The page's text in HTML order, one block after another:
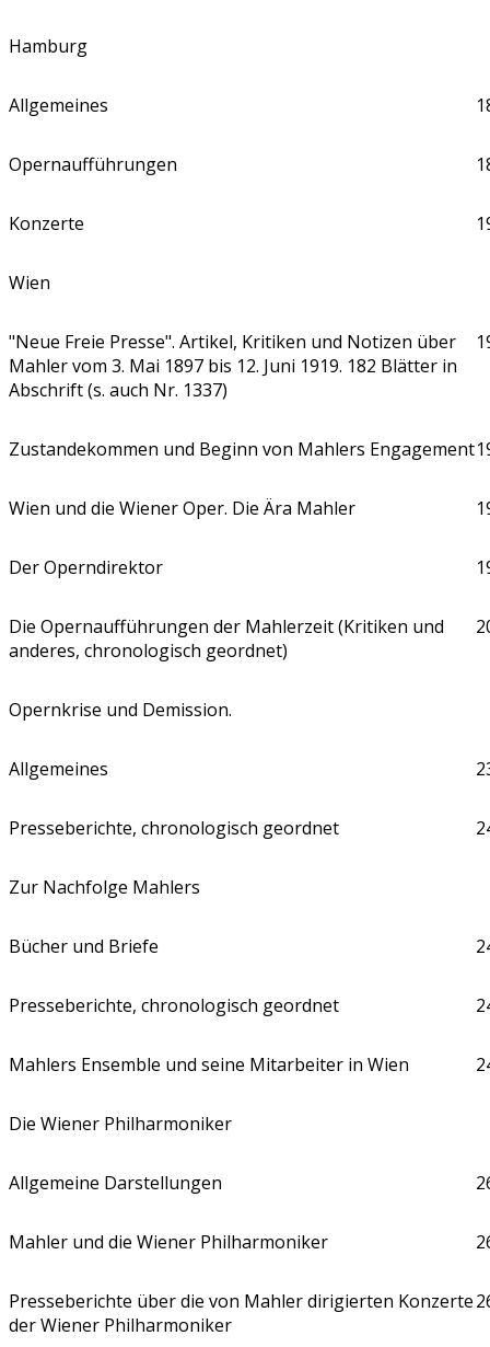
Hamburg
Allgemeines
Opernaufführungen
Konzerte
Wien
"Neue Freie Presse". Artikel, Kritiken und Notizen über
Mahler vom 3. Mai 1897 bis 12. Juni 1919. 182 Blätter in
Abschrift (s. auch Nr. 1337)
Zustandekommen und Beginn von Mahlers Engagement
Wien und die Wiener Oper. Die Ära Mahler
Der Operndirektor
Die Opernaufführungen der Mahlerzeit (Kritiken und
anderes, chronologisch geordnet)
Opernkrise und Demission.
Allgemeines
Presseberichte, chronologisch geordnet
Zur Nachfolge Mahlers
Bücher und Briefe
Presseberichte, chronologisch geordnet
Mahlers Ensemble und seine Mitarbeiter in Wien
Die Wiener Philharmoniker
Allgemeine Darstellungen
Mahler und die Wiener Philharmoniker
Presseberichte über die von Mahler dirigierten Konzerte
der Wiener Philharmoniker